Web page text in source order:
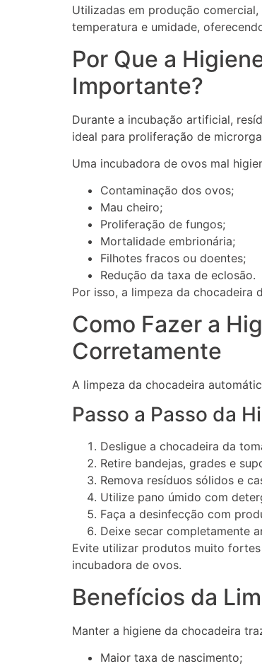
Utilizadas em produção
temperatura e umidade,
Por Que a
Importante?
Durante a incubação artificial,
ideal para proliferação de
Uma incubadora de ovos mal
Contaminação dos ovos;
Mau cheiro;
Proliferação de fungos;
Mortalidade embrionária;
Filhotes fracos ou doentes;
Redução da taxa de eclosão.
Por isso, a limpeza da
Como Fazer a
Corretamente
A limpeza da chocadeira
Passo a Passo da
Desligue a chocadeira da
Retire bandejas, grades e
Remova resíduos sólidos e
Utilize pano úmido com
Faça a desinfecção com
Deixe secar completamente
Evite utilizar produtos muito
incubadora de ovos.
Benefícios da
Manter a higiene da chocadeira
Maior taxa de nascimento;